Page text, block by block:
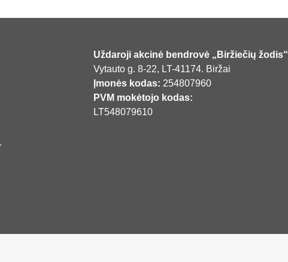
Uždaroji akcinė bendrovė „Biržiečių žodis“
Vytauto g. 8-22, LT-41174. Biržai
Įmonės kodas: 254807960
PVM mokėtojo kodas:
LT548079610